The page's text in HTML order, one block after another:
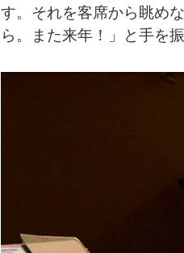
す。それを客席から眺め
ら。また来年！」と手を